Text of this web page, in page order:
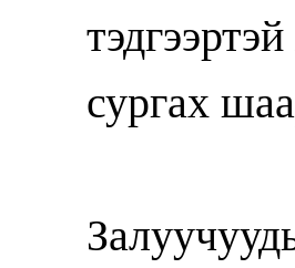
сургах